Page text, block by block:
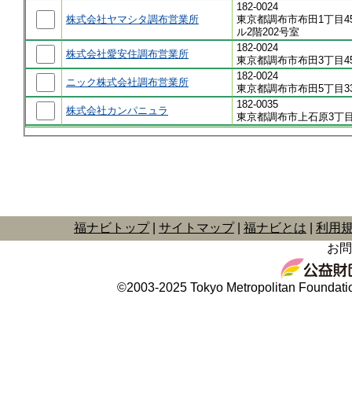
株式会社ヤマシタ調布営業所
182-0024
東京都調布市布田1丁目
ル2階202号室
株式会社愛安住調布営業所
182-0024
東京都調布市布田3丁
ニック株式会社調布営業所
182-0024
東京都調布市布田5丁
株式会社カンパニュラ
182-0035
東京都調布市上石原3
福ナビトップ サイトマップ 福ナビとは
利用
お
©2003-2025 Tokyo Metropolitan